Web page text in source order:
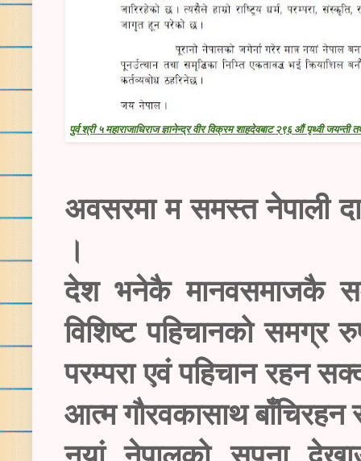
पुर्व श्री ५ महाराजाधिराज ज्ञानेन्द्र वीर विक्रम शाहदेवबाट २९६ औं पृथ्वी
अवसरमा म समस्त नेपाली
।
देश भनेकै मानवसमाजकै
विशिष्ट पहिचानको समग्र
परम्परा एवं पहिचान रहन
आत्म गौरवकासाथ